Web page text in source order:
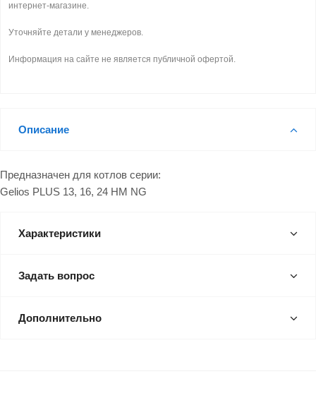
интернет-магазине.
Уточняйте детали у менеджеров.
Информация на сайте не является публичной офертой.
Описание
Предназначен для котлов серии:
Gelios PLUS 13, 16, 24 HM NG
Характеристики
Задать вопрос
Дополнительно